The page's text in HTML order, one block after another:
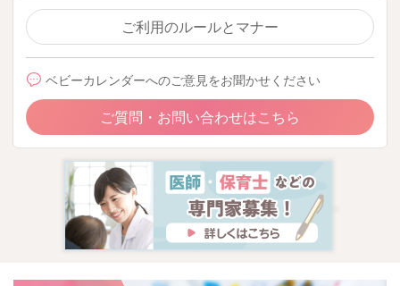
ご利用のルールとマナー
ベビーカレンダーへのご意見をお聞かせください
ご質問・お問い合わせはこちら